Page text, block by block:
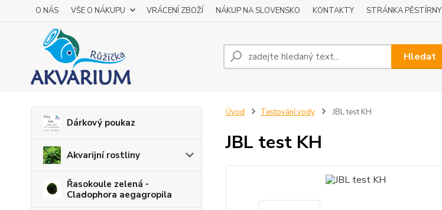
O NÁS VŠE O NÁKUPU VRÁCENÍ ZBOŽÍ NÁKUP NA SLOVENSKO KONTAKTY STRÁNKA PĚSTÍRNY
Hledat
Dárkový poukaz
Akvarijní rostliny
Řasokoule zelená -
Cladophora aegagropila
Úvod Testování vody JBL test KH
JBL test KH